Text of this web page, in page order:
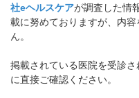
社eヘルスケアが調査した情
載に努めておりますが、内
ん。
掲載されている医院を受診
に直接ご確認ください。